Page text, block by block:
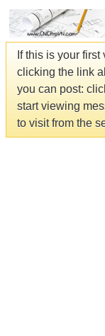
If this is your
clicking the link
you can post:
start viewing
to visit from the